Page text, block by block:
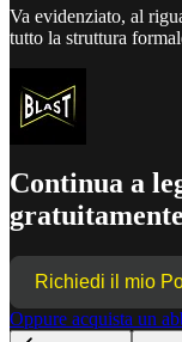
Va evidenziato, al
tutto la struttura
Continua a
Richiedi il mio
Oppure acquista un